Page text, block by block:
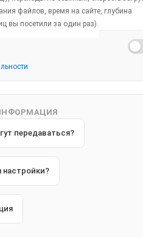
Тренировка
файлов, время на сайте, глубина
вы посетили за один раз).
передаваться?
настройки?